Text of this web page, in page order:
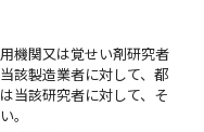
機関又は覚せい剤研究者
該製造業者に対して、都
当該研究者に対して、そ
。